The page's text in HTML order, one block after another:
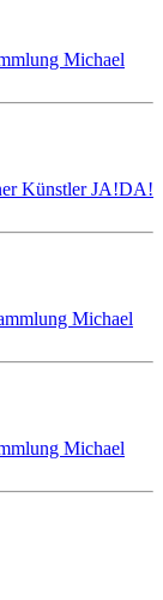
Michael
Künstler JA!DA!
Michael
Michael